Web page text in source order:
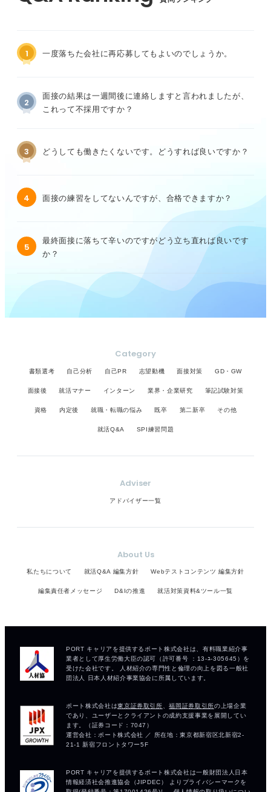
1 一度落ちた会社に再応募してもよいのでしょうか。
2
面接の結果は一週間後に連絡しますと言われましたが、
これって不採用ですか？
3 どうしても働きたくないです。どうすれば良いですか？
4 面接の練習をしてないんですが、合格できますか？
5
最終面接に落ちて辛いのですがどう立ち直れば良いです
か？
Category
書類選考 自己分析 自己PR 志望動機 面接対策 GD・GW
面接後 就活マナー インターン 業界・企業研究 筆記試験対策
資格 内定後 就職・転職の悩み 既卒 第二新卒 その他
就活Q&A SPI練習問題
Adviser
アドバイザー一覧
About Us
私たちについて 就活Q&A 編集方針 Webテストコンテンツ 編集方針
編集責任者メッセージ D&Iの推進 就活対策資料&ツール一覧